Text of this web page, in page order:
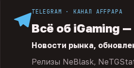
TELEGRAM · КАНАЛ AFFPAPA
Всё об iGaming
Новости рынка,
Релизы NeBlask,